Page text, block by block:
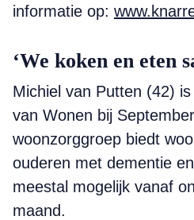
informatie op:
‘We koken en eten
Michiel van Putten (42)
van Wonen bij
woonzorggroep biedt
ouderen met dementie
meestal mogelijk vanaf
maand.